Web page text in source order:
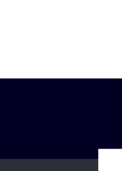
χορτων αττικη -